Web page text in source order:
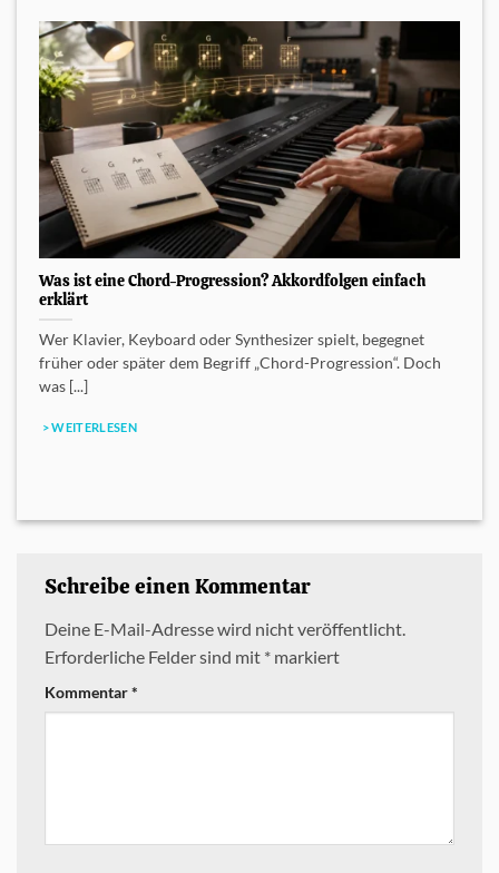
Was ist eine Chord-Progression? Akkordfolgen einfach
erklärt
Wer Klavier, Keyboard oder Synthesizer spielt, begegnet
früher oder später dem Begriff „Chord-Progression“. Doch
was [...]
> WEITERLESEN
Schreibe einen Kommentar
Deine E-Mail-Adresse wird nicht veröffentlicht.
Erforderliche Felder sind mit * markiert
Kommentar*